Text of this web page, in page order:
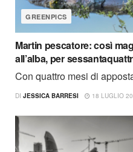
GREENPICS
Martin pescatore: così
all’alba, per
Con quattro mesi di
DI JESSICA BARRESI 18 LUGLIO